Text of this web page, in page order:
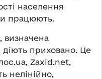
населення
працюють.
визначена
діють приховано. Це
Zaxid.net,
нелінійно,